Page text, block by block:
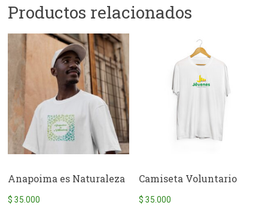
Productos relacionados
Anapoima es Naturaleza
$ 35.000
Camiseta Voluntario
$ 35.000